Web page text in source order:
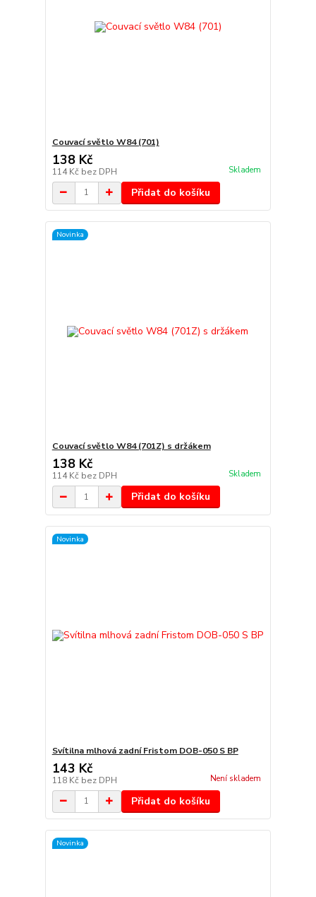
Couvací světlo W84 (701)
138 Kč
114 Kč bez DPH Skladem
Přidat do košíku
Novinka
Couvací světlo W84 (701Z) s držákem
138 Kč
114 Kč bez DPH Skladem
Přidat do košíku
Novinka
Svítilna mlhová zadní Fristom DOB-050 S BP
143 Kč
118 Kč bez DPH Není skladem
Přidat do košíku
Novinka